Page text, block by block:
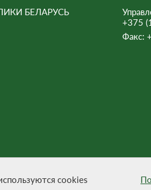
БЕЛАРУСЬ
+375
Факс:
обязательна.
cookies